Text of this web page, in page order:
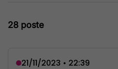
28 poste
21/11/2023 • 22:39